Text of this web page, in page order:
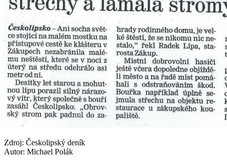
Zdroj: Českolipský deník
Autor: Michael Polák